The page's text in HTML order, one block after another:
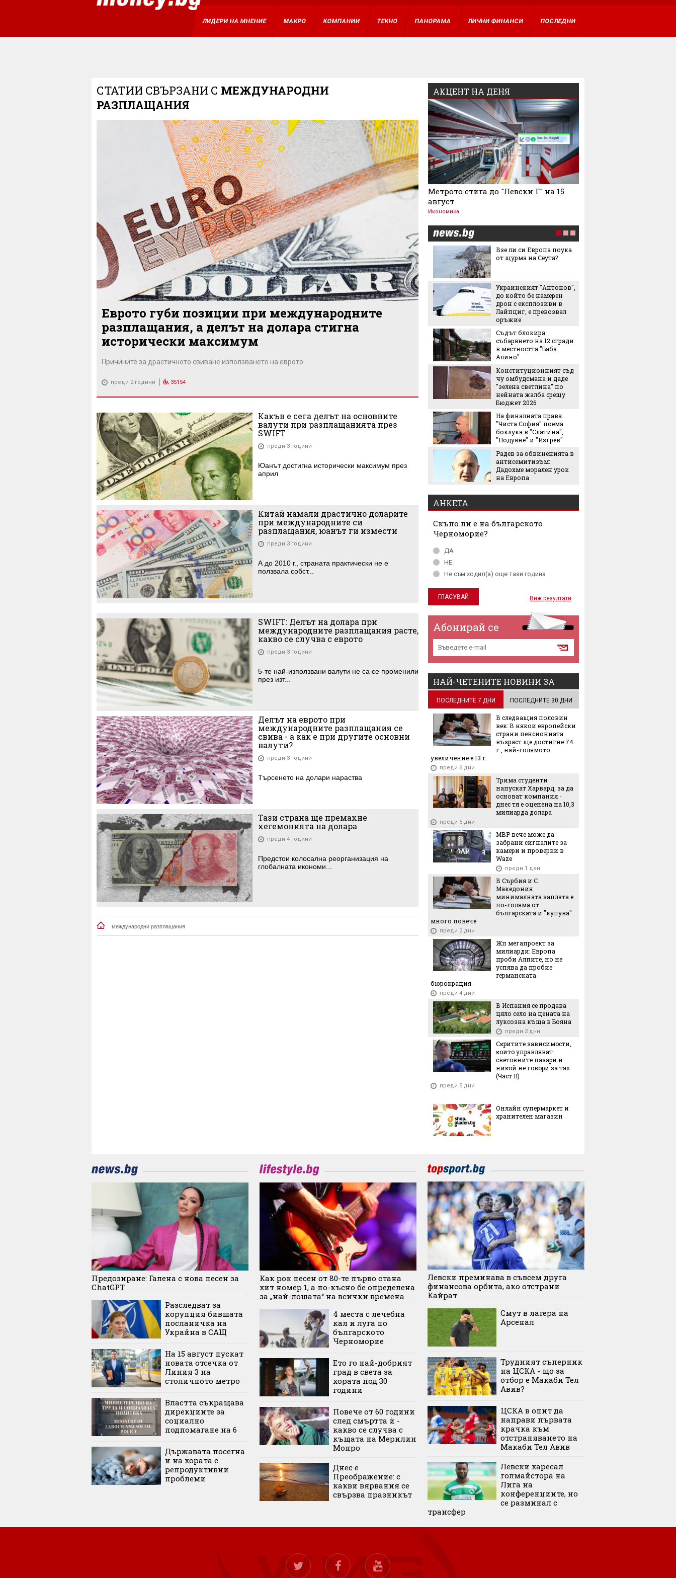
ЛИДЕРИ НА МНЕНИЕ МАКРО КОМПАНИИ ТЕКНО ПАНОРАМА ЛИЧНИ ФИНАНСИ ПОСЛЕДНИ
СТАТИИ СВЪРЗАНИ С МЕЖДУНАРОДНИ
РАЗПЛАЩАНИЯ
Еврото губи позиции при международните
разплащания, а делът на долара стигна
исторически максимум
Причините за драстичното свиване използването на еврото
преди 2 години 35154
Какъв е сега делът на основните
валути при разплащанията през
SWIFT
преди 3 години
Юанът достигна исторически максимум през
април
Китай намали драстично доларите
при международните си
разплащания, юанът ги измести
преди 3 години
А до 2010 г., страната практически не е
ползвала собст...
SWIFT: Делът на долара при
международните разплащания расте,
какво се случва с еврото
преди 3 години
5-те най-използвани валути не са се променили
през изт...
Делът на еврото при
международните разплащания се
свива - а как е при другите основни
валути?
преди 3 години
Търсенето на долари нараства
Тази страна ще премахне
хегемонията на долара
преди 4 години
Предстои колосална реорганизация на
глобалната икономи...
международни разплащания
АКЦЕНТ НА ДЕНЯ
Метрото стига до "Левски Г" на 15
август
Икономика
Левски преминава в
съвсем друга финансова
орбита, ако отстрани
Кайрат
Смут в лагера на Арсенал
Трудният съперник на
ЦСКА - що за отбор е
конференциите, но се
разминал с трансфер
Взе ли си Европа поука
от щурма на Сеута?
Украинският "Антонов",
до който бе намерен
дрон с експлозиви в
Лайпциг, е превозвал
оръжие
Съдът блокира
събарянето на 12 сгради
в местността "Баба
Алино"
Конституционният съд
чу омбудсмана и даде
"зелена светлина" по
нейната жалба срещу
Бюджет 2026
На финалната права:
"Чиста София" поема
боклука в "Слатина",
"Подуяне" и "Изгрев"
Радев за обвиненията в
антисемитизъм:
Дадохме морален урок
на Европа
АНКЕТА
Скъпо ли е на българското
Черноморие?
ДА
НЕ
Не съм ходил(а) още тази година
Виж резултати
Абонирай се
НАЙ-ЧЕТЕНИТЕ НОВИНИ ЗА
ПОСЛЕДНИТЕ 7 ДНИ ПОСЛЕДНИТЕ 30 ДНИ
В следващия половин
век: В някои европейски
страни пенсионната
възраст ще достигне 74
г., най-голямото
увеличение е 13 г.
преди 6 дни
Трима студенти
напускат Харвард, за да
основат компания -
днес тя е оценена на 10,3
милиарда долара
преди 5 дни
МВР вече може да
забрани сигналите за
камери и проверки в
Waze
преди 1 ден
В Сърбия и С.
Македония
минималната заплата е
по-голяма от
българската и "купува"
много повече
преди 2 дни
Жп мегапроект за
милиарди: Европа
проби Алпите, но не
успява да пробие
германската
бюрокрация
преди 4 дни
В Испания се продава
цяло село на цената на
луксозна къща в Бояна
преди 2 дни
Cĸpититe зaвиcимocти,
ĸoитo yпpaвлявaт
cвeтoвнитe пaзapи и
ниĸoй нe гoвopи зa тяx
(Чacт ІI)
преди 5 дни
Онлайн супермаркет и
хранителен магазин
Предозиране: Галена с нова песен за
ChatGPT
Разследват за
корупция бившата
посланичка на
Украйна в САЩ
На 15 август пускат
новата отсечка от
Линия 3 на
столичното метро
Властта съкращава
дирекциите за
социално
подпомагане на 6
Държавата посегна
и на хората с
репродуктивни
проблеми
Как рок песен от 80-те първо стана
хит номер 1, а по-късно бе определена
за „най-лошата“ на всички времена
4 места с лечебна
кал и луга по
българското
Черноморие
Ето го най-добрият
град в света за
хората под 30
години
Повече от 60 години
след смъртта ѝ -
какво се случва с
къщата на Мерилин
Монро
Днес е
Преображение: с
какви вярвания се
свързва празникът
Левски преминава в съвсем друга
финансова орбита, ако отстрани
Кайрат
Смут в лагера на
Арсенал
Трудният съперник
на ЦСКА - що за
отбор е Макаби Тел
Авив?
ЦСКА в опит да
направи първата
крачка към
отстраняването на
Макаби Тел Авив
Левски харесал
голмайстора на
Лига на
конференциите, но
се разминал с
трансфер